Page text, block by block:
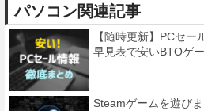
パソコン関連記事
【随時更新】PCセ
早見表で安いBTOゲ
Steamゲームを遊び